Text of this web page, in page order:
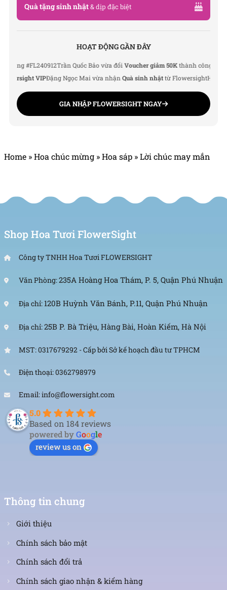
Quà tặng sinh nhật& dịp đặc biệt
HOẠT ĐỘNG GẦN ĐÂY
#FL240912Trần Quốc Bảo vừa đổiVoucher giảm 50Kthành côngLê Thu Hà
VIPĐặng Ngọc Mai vừa nhậnQuà sinh nhật từ FlowersightHoàng
GIA NHẬP FLOWERSIGHT NGAY
Home »Hoa chúc mừng »Hoa sáp »Lời chúc may mắn
Shop Hoa Tươi FlowerSight
Công ty TNHH Hoa Tươi FLOWERSIGHT
Văn Phòng:235A Hoàng Hoa Thám, P. 5, Quận Phú Nhuận
Địa chỉ: 120B Huỳnh Văn Bánh, P.11, Quận Phú Nhuận
Địa chỉ:25B P. Bà Triệu, Hàng Bài, Hoàn Kiếm, Hà Nội
MST: 0317679292 - Cấp bởi Sở kế hoạch đầu tư TPHCM
Điện thoại: 0362798979
Email: info@flowersight.com
5.0
Based on 184 reviews
powered byGoogle
review us on
Thông tin chung
Giới thiệu
Chính sách bảo mật
Chính sách đổi trả
Chính sách giao nhận & kiểm hàng